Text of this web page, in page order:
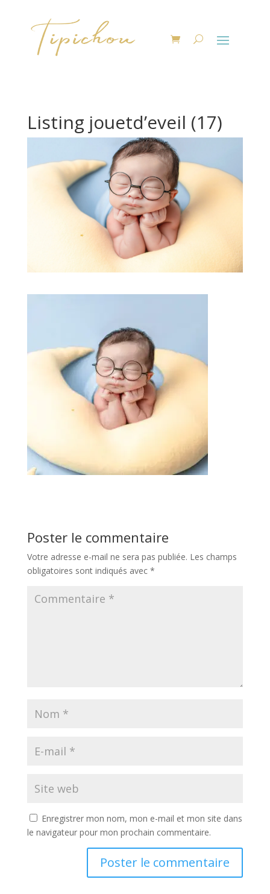
Listing jouetd’eveil (17)
Poster le commentaire
Votre adresse e-mail ne sera pas publiée. Les champs
obligatoires sont indiqués avec *
Enregistrer mon nom, mon e-mail et mon site dans
le navigateur pour mon prochain commentaire.